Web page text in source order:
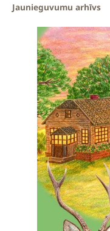
Jaunieguvumu arhīvs